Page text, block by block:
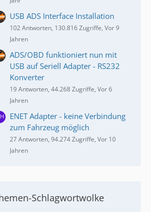
USB ADS Interface Installation
102 Antworten, 130.816 Zugriffe, Vor 9
Jahren
ADS/OBD funktioniert nun mit
USB auf Seriell Adapter - RS232
Konverter
19 Antworten, 44.268 Zugriffe, Vor 6
Jahren
ENET Adapter - keine Verbindung
zum Fahrzeug möglich
27 Antworten, 94.274 Zugriffe, Vor 10
Jahren
Schlagwortwolke